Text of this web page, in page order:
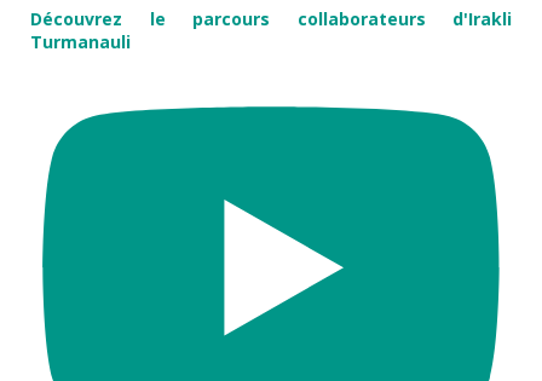
Découvrez le parcours collaborateurs d'Irakli
Turmanauli